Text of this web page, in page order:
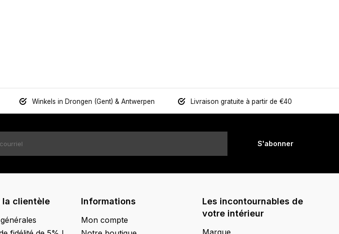
Winkels in Drongen (Gent) & Antwerpen Livraison gratuite à partir de €40
S'abonner
la clientèle Informations
Mon compte
Les incontournables de
votre intérieur
Marque